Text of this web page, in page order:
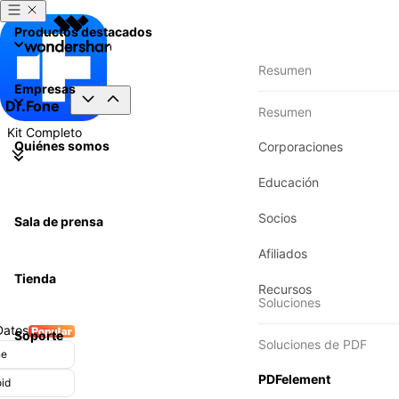
Productos destacados
Empresas
Resumen
Resumen
Corporaciones
Educación
Socios
Afiliados
Recursos
Soluciones
Soluciones de PDF
PDFelement
Quiénes somos
Sala de prensa
Tienda
Soporte
Dr.Fone
Kit Completo
Transferencia